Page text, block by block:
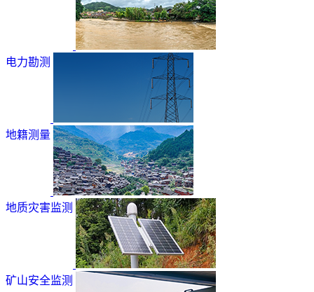
电力勘测
地籍测量
地质灾害监测
矿山安全监测